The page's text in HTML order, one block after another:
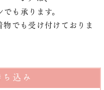
も承ります。
でも受け付けておりま
込み